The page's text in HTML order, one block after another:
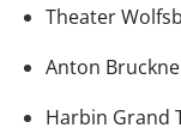
Theater
Anton
Harbin Grand